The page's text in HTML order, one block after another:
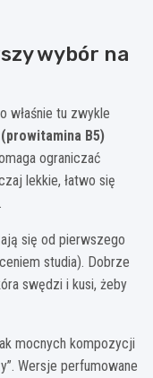
wybór na
właśnie tu zwykle
B5)
ograniczać
lekkie, łatwo się
się od pierwszego
studia). Dobrze
swędzi i kusi, żeby
mocnych kompozycji
Wersje perfumowane